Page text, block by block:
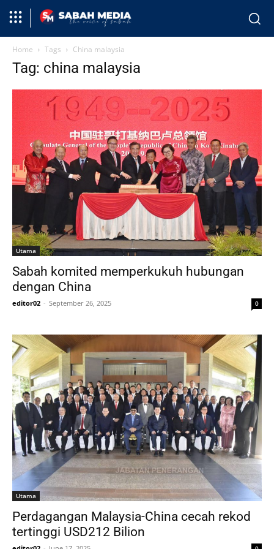
Home Tags China malaysia
Tag: china malaysia
Utama
Sabah komited memperkukuh hubungan
dengan China
editor02 - September 26, 2025 0
Utama
Perdagangan Malaysia-China cecah rekod
tertinggi USD212 Bilion